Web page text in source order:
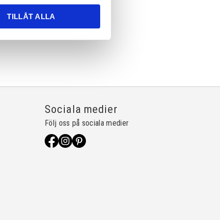
TILLÅT ALLA
Sociala medier
Följ oss på sociala medier